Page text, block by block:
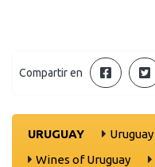
Compartir en
URUGUAY
Wines of Uruguay